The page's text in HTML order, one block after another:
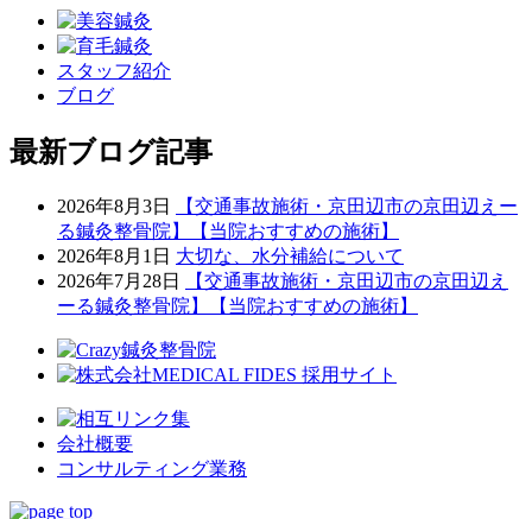
スタッフ紹介
ブログ
最新ブログ記事
2026年8月3日
【交通事故施術・京田辺市の京田辺えー
る鍼灸整骨院】【当院おすすめの施術】
2026年8月1日 大切な、水分補給について
2026年7月28日
【交通事故施術・京田辺市の京田辺え
ーる鍼灸整骨院】【当院おすすめの施術】
会社概要
コンサルティング業務